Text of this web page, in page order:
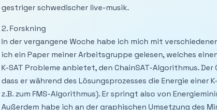
gestriger schwedischer live-musik.
2. Forskning
In der vergangene Woche habe ich mich mit
ich ein Paper meiner Arbeitsgruppe gelesen, welches
K-SAT Probleme anbietet, den ChainSAT-Algorithmus.
dass er während des Lösungsprozesses die Energie einer
z.B. zum FMS-Algorithmus). Er springt also von
Außerdem habe ich an der graphischen Umsetzung des